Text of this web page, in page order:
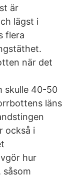
är
lägst i
flera
när det
skulle 40-50
läns
också i
hur